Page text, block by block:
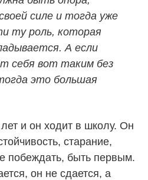
силе и тогда уже
ту роль, которая
А если
себя вот таким без
это большая
и он ходит в школу. Он
старание,
побеждать, быть первым.
он не сдается, а